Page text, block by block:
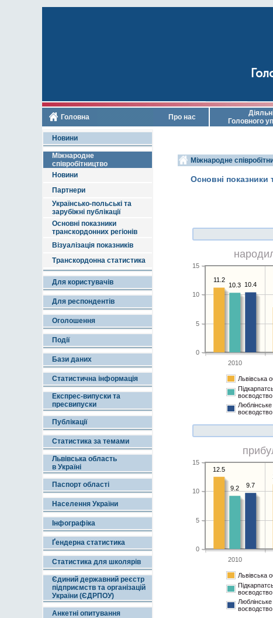
Головна Про нас
Головного
Новини
Міжнародне
співробітництво
Новини
Партнери
Українсько-польські та
зарубіжні публікації
Основні показники
транскордонних регіонів
Візуалізація показників
Транскордонна статистика
Для користувачів
Для респондентів
Оголошення
Події
Бази даних
Статистична інформація
Експрес-випуски та
пресвипуски
Публікації
Статистика за темами
Львівська область
в Україні
Паспорт області
Населення України
Інфографіка
Ґендерна статистика
Статистика для школярів
Єдиний державний реєстр
підприємств та організацій
України (ЄДРПОУ)
Анкетні опитування
Міжнародне
Основні показники
2010
0
5
10
15
11.2
10.3
Львівська
воєводство
Люблінське
воєводство
10.4
2010
0
5
10
15
12.5
9.2
Львівська
воєводство
Люблінське
воєводство
9.7